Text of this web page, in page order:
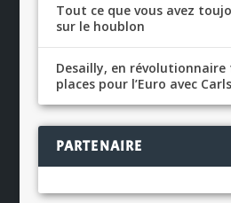
Tout ce que vous avez
sur le houblon
Desailly, en
places pour l’Euro avec
PARTENAIRE